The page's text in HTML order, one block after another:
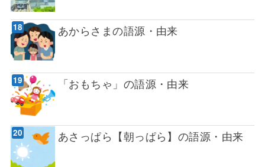
あからさまの語源・由来
「おもちゃ」の語源・由来
あさっぱら【朝っぱら】の語源・由来